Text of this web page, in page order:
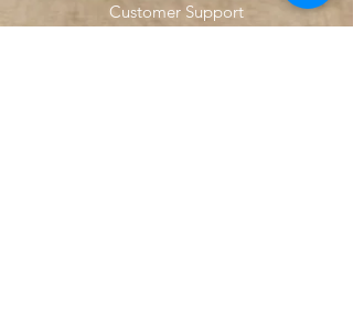
Customer Support